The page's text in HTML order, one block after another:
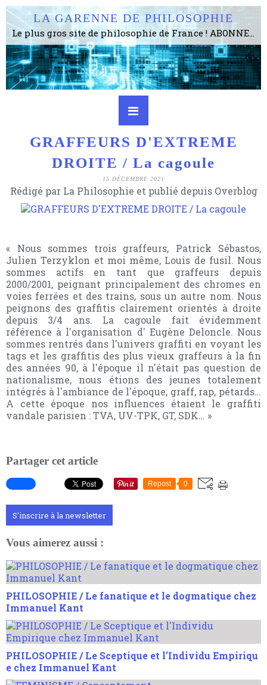
LA GARENNE DE PHILOSOPHIE
Le plus gros site de philosophie de France ! ABONNEZ-VOUS ! 4115 Articles, 1634 abonné·e·s, depuis 2006 . . . . . . . . 2 852 214 pages vues jusqu'à présent. Prestance et être apte à un plus grand nombre de choses.
GRAFFEURS D'EXTREME
DROITE / La cagoule
15 DÉCEMBRE 2021
Rédigé par La Philosophie et publié depuis Overblog
« Nous sommes trois graffeurs, Patrick Sébastos,
Julien Terzyklon et moi même, Louis de fusil. Nous
sommes actifs en tant que graffeurs depuis
2000/2001, peignant principalement des chromes en
voies ferrées et des trains, sous un autre nom. Nous
peignons des graffitis clairement orientés à droite
depuis 3/4 ans. La cagoule fait évidemment
référence à l'organisation d' Eugène Deloncle. Nous
sommes rentrés dans l'univers graffiti en voyant les
tags et les graffitis des plus vieux graffeurs à la fin
des années 90, à l'époque il n'était pas question de
nationalisme, nous étions des jeunes totalement
intégrés à l'ambiance de l'époque, graff, rap, pétards…
A cette époque nos influences étaient le graffiti
vandale parisien : TVA, UV-TPK, GT, SDK… »
Partager cet article
Repost 0
S'inscrire à la newsletter
Vous aimerez aussi :
PHILOSOPHIE / Le fanatique et le dogmatique chez
Immanuel Kant
PHILOSOPHIE / Le Sceptique et l'Individu Empiriqu
e chez Immanuel Kant